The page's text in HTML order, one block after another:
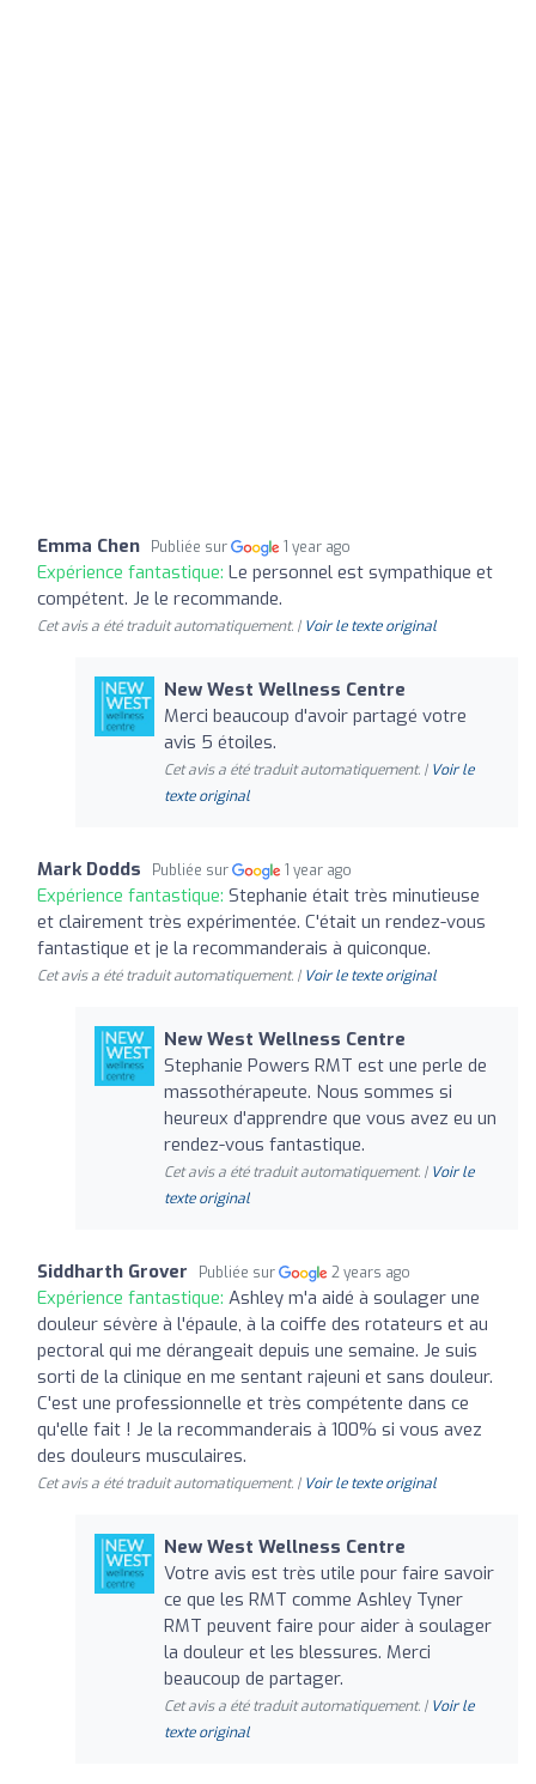
Emma Chen Publiée sur 1 year ago
Expérience fantastique: Le personnel est sympathique et
compétent. Je le recommande.
Cet avis a été traduit automatiquement. | Voir le texte original
New West Wellness Centre
Merci beaucoup d'avoir partagé votre
avis 5 étoiles.
Cet avis a été traduit automatiquement. | Voir le
texte original
Mark Dodds Publiée sur 1 year ago
Expérience fantastique: Stephanie était très minutieuse
et clairement très expérimentée. C'était un rendez-vous
fantastique et je la recommanderais à quiconque.
Cet avis a été traduit automatiquement. | Voir le texte original
New West Wellness Centre
Stephanie Powers RMT est une perle de
massothérapeute. Nous sommes si
heureux d'apprendre que vous avez eu un
rendez-vous fantastique.
Cet avis a été traduit automatiquement. | Voir le
texte original
Siddharth Grover Publiée sur 2 years ago
Expérience fantastique: Ashley m'a aidé à soulager une
douleur sévère à l'épaule, à la coiffe des rotateurs et au
pectoral qui me dérangeait depuis une semaine. Je suis
sorti de la clinique en me sentant rajeuni et sans douleur.
C'est une professionnelle et très compétente dans ce
qu'elle fait ! Je la recommanderais à 100% si vous avez
des douleurs musculaires.
Cet avis a été traduit automatiquement. | Voir le texte original
New West Wellness Centre
Votre avis est très utile pour faire savoir
ce que les RMT comme Ashley Tyner
RMT peuvent faire pour aider à soulager
la douleur et les blessures. Merci
beaucoup de partager.
Cet avis a été traduit automatiquement. | Voir le
texte original